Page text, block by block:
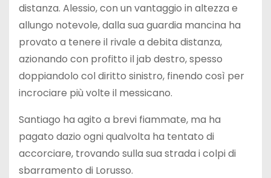
distanza. Alessio, con un vantaggio in altezza e
allungo notevole, dalla sua guardia mancina ha
provato a tenere il rivale a debita distanza,
azionando con profitto il jab destro, spesso
doppiandolo col diritto sinistro, finendo così per
incrociare più volte il messicano.
Santiago ha agito a brevi fiammate, ma ha
pagato dazio ogni qualvolta ha tentato di
accorciare, trovando sulla sua strada i colpi di
sbarramento di Lorusso.